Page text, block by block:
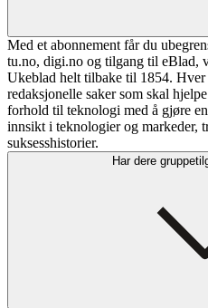
Med et abonnement får du
tu.no, digi.no og tilgang til eBlad,
Ukeblad helt tilbake til 1854.
redaksjonelle saker som skal
forhold til teknologi med å gjøre
innsikt i teknologier og markeder,
suksesshistorier.
Har dere